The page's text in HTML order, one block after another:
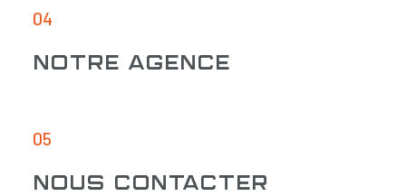
04
Notre agence
05
Nous contacter